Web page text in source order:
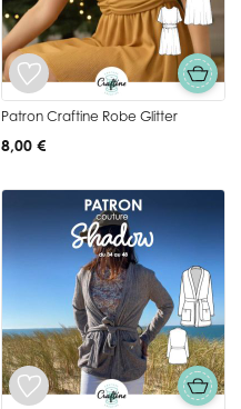
Patron Craftine Robe Glitter
8,00 €